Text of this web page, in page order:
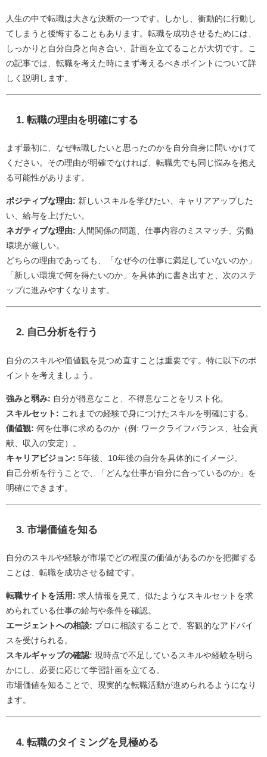
人生の中で転職は大きな決断の一つです。しかし、衝動的に行動し
てしまうと後悔することもあります。転職を成功させるためには、
しっかりと自分自身と向き合い、計画を立てることが大切です。こ
の記事では、転職を考えた時にまず考えるべきポイントについて詳
しく説明します。
1. 転職の理由を明確にする
まず最初に、なぜ転職したいと思ったのかを自分自身に問いかけて
ください。その理由が明確でなければ、転職先でも同じ悩みを抱え
る可能性があります。
ポジティブな理由: 新しいスキルを学びたい、キャリアアップした
い、給与を上げたい。
ネガティブな理由: 人間関係の問題、仕事内容のミスマッチ、労働
環境が厳しい。
どちらの理由であっても、「なぜ今の仕事に満足していないのか」
「新しい環境で何を得たいのか」を具体的に書き出すと、次のステ
ップに進みやすくなります。
2. 自己分析を行う
自分のスキルや価値観を見つめ直すことは重要です。特に以下のポ
イントを考えましょう。
強みと弱み: 自分が得意なこと、不得意なことをリスト化。
スキルセット: これまでの経験で身につけたスキルを明確にする。
価値観: 何を仕事に求めるのか（例: ワークライフバランス、社会貢
献、収入の安定）。
キャリアビジョン: 5年後、10年後の自分を具体的にイメージ。
自己分析を行うことで、「どんな仕事が自分に合っているのか」を
明確にできます。
3. 市場価値を知る
自分のスキルや経験が市場でどの程度の価値があるのかを把握する
ことは、転職を成功させる鍵です。
転職サイトを活用: 求人情報を見て、似たようなスキルセットを求
められている仕事の給与や条件を確認。
エージェントへの相談: プロに相談することで、客観的なアドバイ
スを受けられる。
スキルギャップの確認: 現時点で不足しているスキルや経験を明ら
かにし、必要に応じて学習計画を立てる。
市場価値を知ることで、現実的な転職活動が進められるようになり
ます。
4. 転職のタイミングを見極める